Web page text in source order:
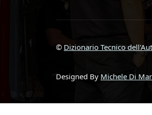
© Dizionario Tecnico
Designed By Michele Di